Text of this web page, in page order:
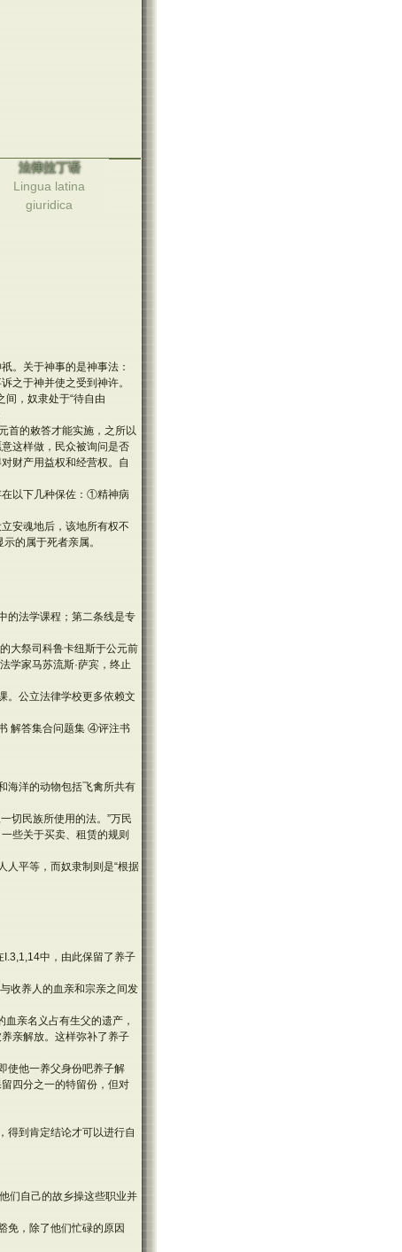
法律拉丁语
Lingua latina
giuridica
。关于神事的是神事法：
之于神并使之受到神许。
，奴隶处于“待自由
首的敕答才能实施，之所以
这样做，民众被询问是否
财产用益权和经营权。自
在以下几种保佐：①精神病
安魂地后，该地所有权不
的属于死者亲属。
的法学课程；第二条线是专
大祭司科鲁卡纽斯于公元前
学家马苏流斯·萨宾，终止
。公立法律学校更多依赖文
解答集合问题集 ④评注书
海洋的动物包括飞禽所共有
切民族所使用的法。”万民
些关于买卖、租赁的规则
人平等，而奴隶制则是“根据
I.3,1,14中，由此保留了养子
收养人的血亲和宗亲之间发
亲名义占有生父的遗产，
亲解放。这样弥补了养子
使他一养父身份吧养子解
四分之一的特留份，但对
得到肯定结论才可以进行自
们自己的故乡操这些职业并
免，除了他们忙碌的原因